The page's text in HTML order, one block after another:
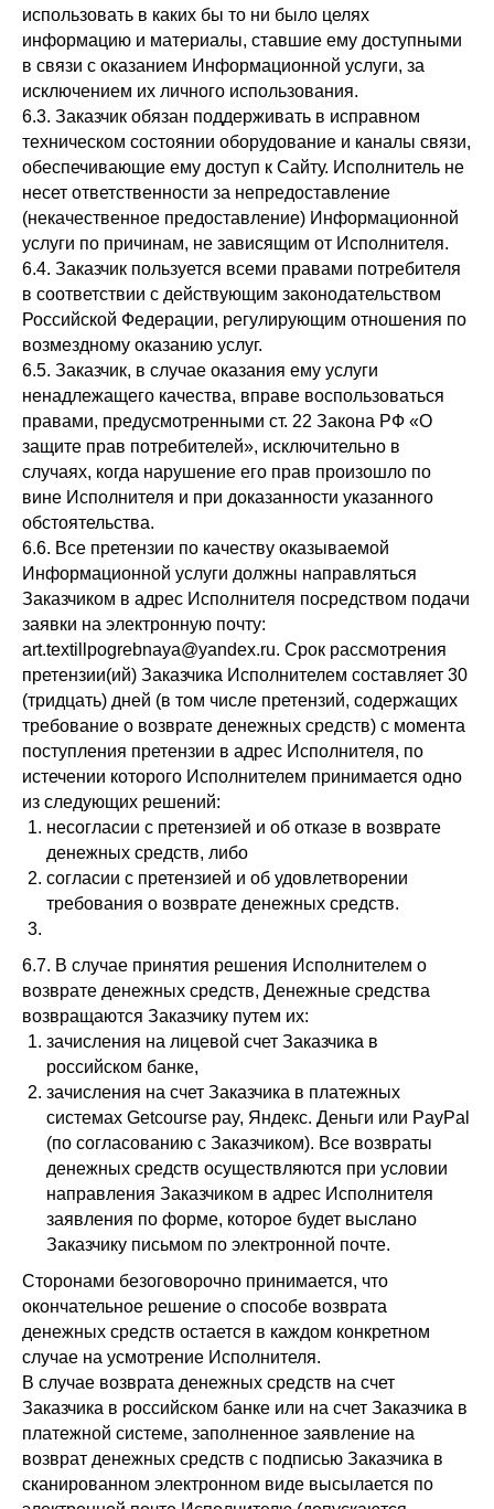
использовать в каких бы то ни было целях
информацию и материалы, ставшие ему доступными
в связи с оказанием Информационной услуги, за
исключением их личного использования.
6.3. Заказчик обязан поддерживать в исправном
техническом состоянии оборудование и каналы связи,
обеспечивающие ему доступ к Сайту. Исполнитель не
несет ответственности за непредоставление
(некачественное предоставление) Информационной
услуги по причинам, не зависящим от Исполнителя.
6.4. Заказчик пользуется всеми правами потребителя
в соответствии с действующим законодательством
Российской Федерации, регулирующим отношения по
возмездному оказанию услуг.
6.5. Заказчик, в случае оказания ему услуги
ненадлежащего качества, вправе воспользоваться
правами, предусмотренными ст. 22 Закона РФ «О
защите прав потребителей», исключительно в
случаях, когда нарушение его прав произошло по
вине Исполнителя и при доказанности указанного
обстоятельства.
6.6. Все претензии по качеству оказываемой
Информационной услуги должны направляться
Заказчиком в адрес Исполнителя посредством подачи
заявки на электронную почту:
art.textillpogrebnaya@yandex.ru. Срок рассмотрения
претензии(ий) Заказчика Исполнителем составляет 30
(тридцать) дней (в том числе претензий, содержащих
требование о возврате денежных средств) с момента
поступления претензии в адрес Исполнителя, по
истечении которого Исполнителем принимается одно
из следующих решений:
несогласии с претензией и об отказе в возврате
денежных средств, либо
согласии с претензией и об удовлетворении
требования о возврате денежных средств.
6.7. В случае принятия решения Исполнителем о
возврате денежных средств, Денежные средства
возвращаются Заказчику путем их:
зачисления на лицевой счет Заказчика в
российском банке,
зачисления на счет Заказчика в платежных
системах Getcourse pay, Яндекс. Деньги или PayPal
(по согласованию с Заказчиком). Все возвраты
денежных средств осуществляются при условии
направления Заказчиком в адрес Исполнителя
заявления по форме, которое будет выслано
Заказчику письмом по электронной почте.
Сторонами безоговорочно принимается, что
окончательное решение о способе возврата
денежных средств остается в каждом конкретном
случае на усмотрение Исполнителя.
В случае возврата денежных средств на счет
Заказчика в российском банке или на счет Заказчика в
платежной системе, заполненное заявление на
возврат денежных средств с подписью Заказчика в
сканированном электронном виде высылается по